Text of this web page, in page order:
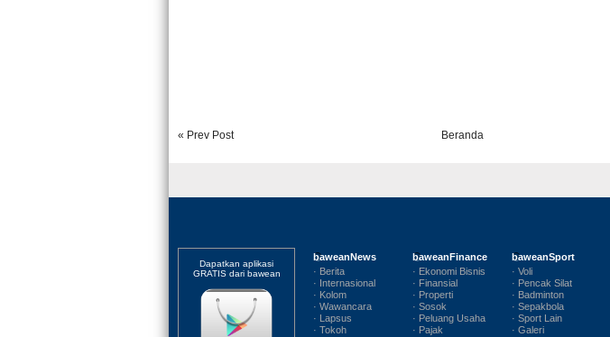
« Prev Post Beranda
Dapatkan aplikasi
GRATIS dari bawean
baweanNews
· Berita
· Internasional
· Kolom
· Wawancara
· Lapsus
· Tokoh
baweanFinance
· Ekonomi Bisnis
· Finansial
· Properti
· Sosok
· Peluang Usaha
· Pajak
baweanSport
· Voli
· Pencak Silat
· Badminton
· Sepakbola
· Sport Lain
· Galeri